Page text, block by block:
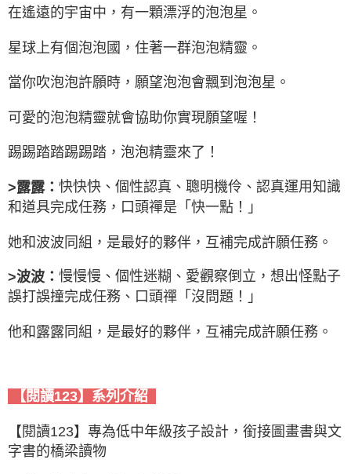
在遙遠的宇宙中，有一顆漂浮的泡泡星。
星球上有個泡泡國，住著一群泡泡精靈。
當你吹泡泡許願時，願望泡泡會飄到泡泡星。
可愛的泡泡精靈就會協助你實現願望喔！
踢踢踏踏踢踢踏，泡泡精靈來了！
>露露： 快快快、個性認真、聰明機伶、認真運用知識
和道具完成任務，口頭禪是「快一點！」
她和波波同組，是最好的夥伴，互補完成許願任務。
>波波： 慢慢慢、個性迷糊、愛觀察倒立，想出怪點子
誤打誤撞完成任務、口頭禪「沒問題！」
他和露露同組，是最好的夥伴，互補完成許願任務。
【閱讀123】系列介紹
【閱讀123】專為低中年級孩子設計，銜接圖畫書與文
字書的橋梁讀物